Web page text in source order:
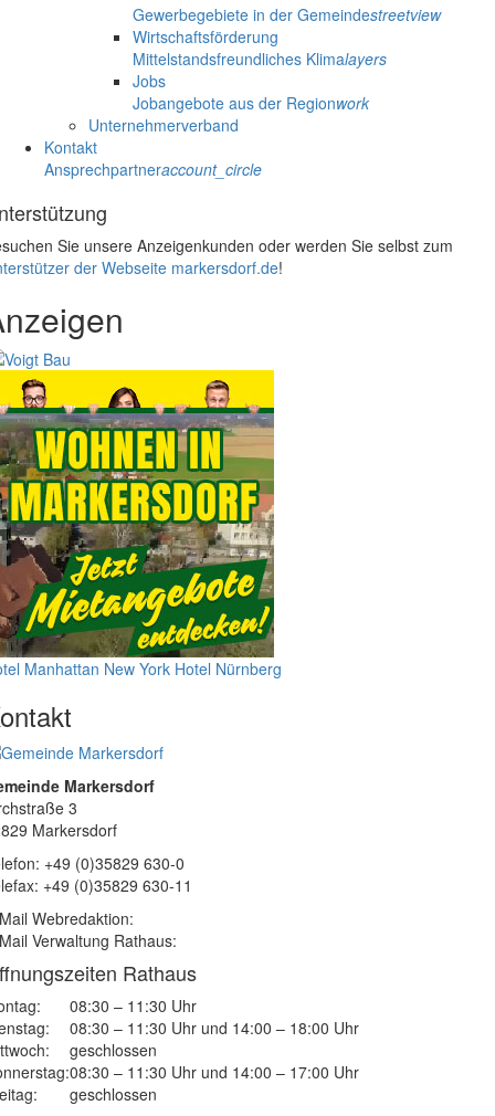
Gewerbegebiete in der Gemeindestreetview
Wirtschaftsförderung
Mittelstandsfreundliches Klimalayers
Jobs
Jobangebote aus der Regionwork
Unternehmerverband
Kontakt
Ansprechpartneraccount_circle
Sie unsere Anzeigenkunden oder werden Sie selbst zum
der Webseite markersdorf.de!
Manhattan New York Hotel Nürnberg
Markersdorf
3
Markersdorf
+49 (0)35829 630-0
+49 (0)35829 630-11
Webredaktion:
Verwaltung Rathaus:
Rathaus
08:30 – 11:30 Uhr
08:30 – 11:30 Uhr und 14:00 – 18:00 Uhr
geschlossen
08:30 – 11:30 Uhr und 14:00 – 17:00 Uhr
geschlossen